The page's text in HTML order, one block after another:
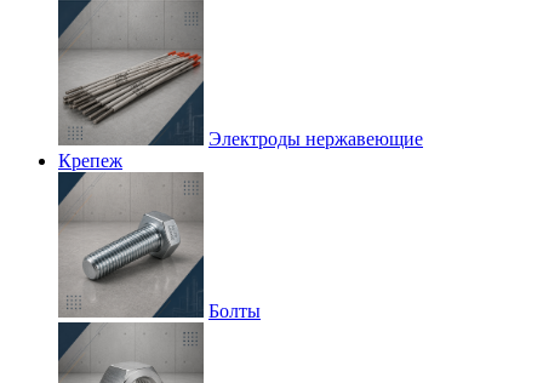
Электроды нержавеющие
Крепеж
Болты